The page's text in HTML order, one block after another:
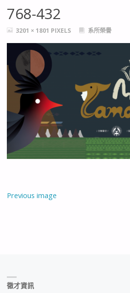
768-432
FULL3201 × 1801 PIXELS 系所榮譽
Previous image
徵才資訊